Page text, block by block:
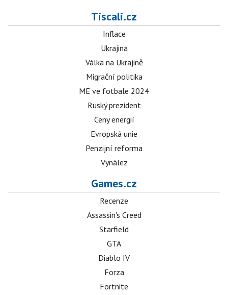
Tiscali.cz
Inflace
Ukrajina
Válka na Ukrajině
Migrační politika
ME ve fotbale 2024
Ruský prezident
Ceny energií
Evropská unie
Penzijní reforma
Vynález
Games.cz
Recenze
Assassin's Creed
Starfield
GTA
Diablo IV
Forza
Fortnite